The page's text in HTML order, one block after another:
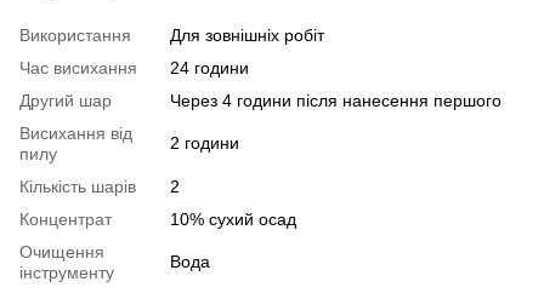
Використання
Для зовнішніх робіт
Час висихання
24 години
Другий шар
Через 4 години після нанесення першого
Висихання від
пилу
2 години
Кількість шарів
2
Концентрат
10% сухий осад
Очищення
інструменту
Вода